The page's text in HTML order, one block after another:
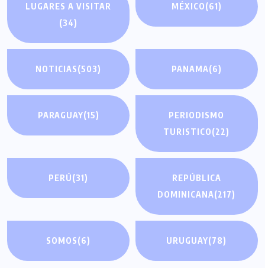
LUGARES A VISITAR
(34)
MÉXICO(61)
NOTICIAS(503) PANAMA(6)
PARAGUAY(15)
PERIODISMO
TURISTICO(22)
PERÚ(31)
REPÚBLICA
DOMINICANA(217)
SOMOS(6) URUGUAY(78)